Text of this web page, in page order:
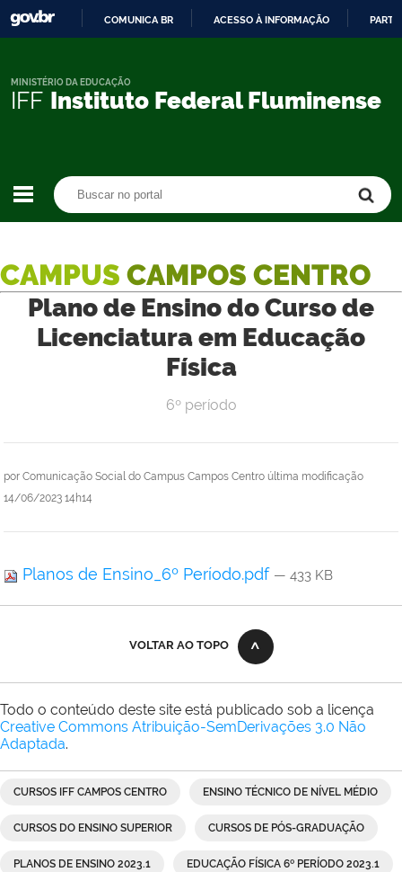
CONTEÚDO
COMUNICA BR ACESSO À INFORMAÇÃO
IFF Instituto Federal Fluminense
MINISTÉRIO DA EDUCAÇÃO
CAMPUS CAMPOS CENTRO
Plano de Ensino do Curso de
Licenciatura em Educação
Física
por Comunicação Social do Campus Campos Centro última modificação
14/06/2023 14h14
6º período
Planos de Ensino_6º Período.pdf — 433 KB
VOLTAR AO TOPO
Todo o conteúdo deste site está publicado sob a licença
Creative Commons Atribuição-SemDerivações 3.0 Não
Adaptada.
CURSOS IFF CAMPOS CENTRO ENSINO TÉCNICO DE NÍVEL MÉDIO
CURSOS DO ENSINO SUPERIOR CURSOS DE PÓS-GRADUAÇÃO
PLANOS DE ENSINO 2023.1 EDUCAÇÃO FÍSICA 6º PERÍODO 2023.1